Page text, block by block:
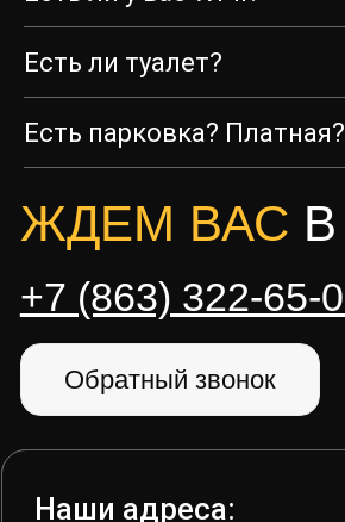
Есть ли туалет?
Есть парковка? Платная?
Правила бронирования, оплаты и возврата
ИП Самусенко А.С. ИНН
972900157430 ©2022-2025 Иглубар